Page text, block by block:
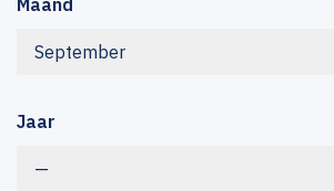
Maand
September
Jaar
—